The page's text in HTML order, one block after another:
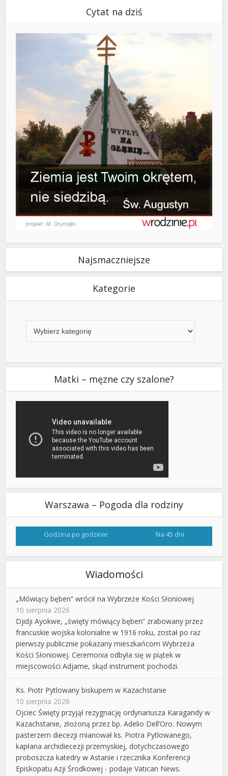
Cytat na dziś
Najsmaczniejsze
Kategorie
Matki – męzne czy szalone?
Warszawa – Pogoda dla rodziny
Godzina po godzinie Na 45 dni
Wiadomości
„Mówiący bęben” wrócił na Wybrzeże Kości Słoniowej
10 sierpnia 2026
Djidji Ayokwe, „święty mówiący bęben” zrabowany przez
francuskie wojska kolonialne w 1916 roku, został po raz
pierwszy publicznie pokazany mieszkańcom Wybrzeża
Kości Słoniowej. Ceremonia odbyła się w piątek w
miejscowości Adjame, skąd instrument pochodzi.
Ks. Piotr Pytlowany biskupem w Kazachstanie
10 sierpnia 2026
Ojciec Święty przyjął rezygnację ordynariusza Karagandy w
Kazachstanie, złożoną przez bp. Adelio Dell’Oro. Nowym
pasterzem diecezji mianował ks. Piotra Pytlowanego,
kapłana archidiecezji przemyskiej, dotychczasowego
proboszcza katedry w Astanie i rzecznika Konferencji
Episkopatu Azji Środkowej - podaje Vatican News.